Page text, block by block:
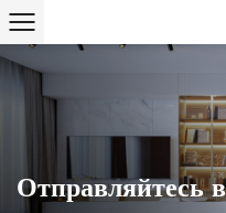
Отправляйтесь